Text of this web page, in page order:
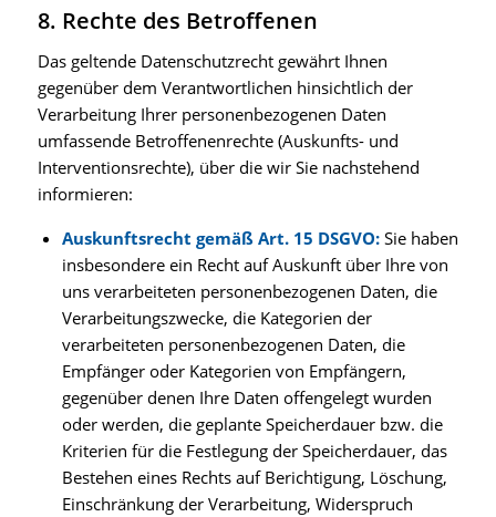
8. Rechte des Betroffenen
Das geltende Datenschutzrecht gewährt Ihnen
gegenüber dem Verantwortlichen hinsichtlich der
Verarbeitung Ihrer personenbezogenen Daten
umfassende Betroffenenrechte (Auskunfts- und
Interventionsrechte), über die wir Sie nachstehend
informieren:
Auskunftsrecht gemäß Art. 15 DSGVO:Sie haben
insbesondere ein Recht auf Auskunft über Ihre von
uns verarbeiteten personenbezogenen Daten, die
Verarbeitungszwecke, die Kategorien der
verarbeiteten personenbezogenen Daten, die
Empfänger oder Kategorien von Empfängern,
gegenüber denen Ihre Daten offengelegt wurden
oder werden, die geplante Speicherdauer bzw. die
Kriterien für die Festlegung der Speicherdauer, das
Bestehen eines Rechts auf Berichtigung, Löschung,
Einschränkung der Verarbeitung, Widerspruch